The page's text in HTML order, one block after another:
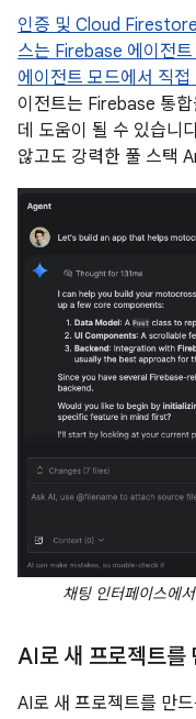
인증 및 Cloud
스는 Firebase 에이전
에이전트 모드에서 직접
이전트는 Firebase 통
데 도움이 될 수 있습니
않고도 강력한 풀 스택
채팅 인터페이스에
AI로 새 프로젝트를
AI로 새 프로젝트를 만